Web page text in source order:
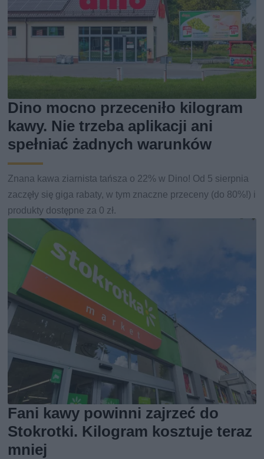
Dino mocno przeceniło kilogram
kawy. Nie trzeba aplikacji ani
spełniać żadnych warunków
Znana kawa ziarnista tańsza o 22% w Dino! Od 5 sierpnia
zaczęły się giga rabaty, w tym znaczne przeceny (do 80%!) i
produkty dostępne za 0 zł.
Fani kawy powinni zajrzeć do
Stokrotki. Kilogram kosztuje teraz
mniej